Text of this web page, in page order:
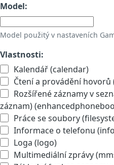
Model:
Model použitý v nastaveních
Vlastnosti:
Kalendář (calendar)
Čtení a provádění hovorů
Rozšířené záznamy v
záznam)
Práce se soubory
Informace o telefonu
Loga (logo)
Multimediální zprávy